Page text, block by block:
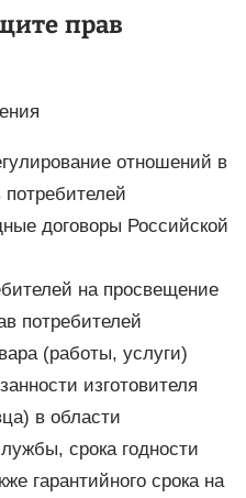
прав
отношений в
договоры Российской
на просвещение
потребителей
(работы, услуги)
изготовителя
в области
срока годности
гарантийного срока на